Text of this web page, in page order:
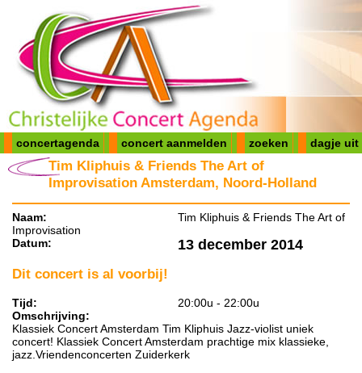
concertagenda concert aanmelden zoeken dagje uit
Tim Kliphuis & Friends The Art of
Improvisation Amsterdam, Noord-Holland
Naam:
Tim Kliphuis & Friends The Art of
Improvisation
Datum:
13 december 2014
Dit concert is al voorbij!
Tijd:
20:00u - 22:00u
Omschrijving:
Klassiek Concert Amsterdam Tim Kliphuis Jazz-violist uniek
concert! Klassiek Concert Amsterdam prachtige mix klassieke,
jazz.Vriendenconcerten Zuiderkerk